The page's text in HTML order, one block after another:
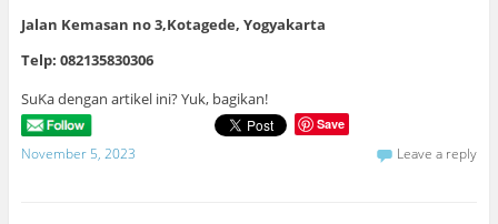
Jalan Kemasan no 3,Kotagede, Yogyakarta
Telp: 082135830306
SuKa dengan artikel ini? Yuk, bagikan!
Save
November 5, 2023 Leave a reply